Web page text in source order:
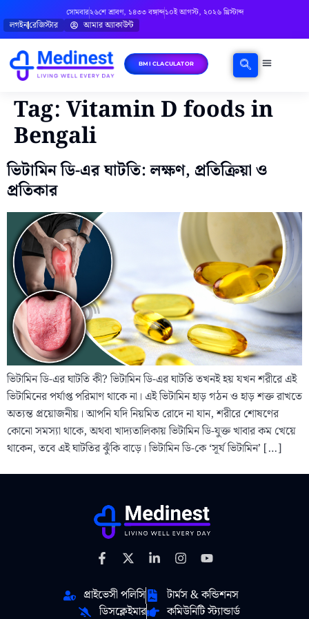
সোমবার২৬শে শ্রাবণ, ১৪৩৩ বঙ্গাব্দ১০ই আগস্ট, ২০২৬ খ্রিস্টাব্দ
লগইনরেজিস্টার আমার অ্যাকাউন্ট
BMI CLACULATOR
Tag:Vitamin D foods in
Bengali
ভিটামিন ডি-এর ঘাটতি: লক্ষণ, প্রতিক্রিয়া ও
প্রতিকার
ভিটামিন ডি-এর ঘাটতি কী? ভিটামিন ডি-এর ঘাটতি তখনই হয় যখন শরীরে এই
ভিটামিনের পর্যাপ্ত পরিমাণ থাকে না। এই ভিটামিন হাড় গঠন ও হাড় শক্ত রাখতে
অত্যন্ত প্রয়োজনীয়। আপনি যদি নিয়মিত রোদে না যান, শরীরে শোষণের
কোনো সমস্যা থাকে, অথবা খাদ্যতালিকায় ভিটামিন ডি-যুক্ত খাবার কম খেয়ে
থাকেন, তবে এই ঘাটতির ঝুঁকি বাড়ে। ভিটামিন ডি-কে ‘সূর্য ভিটামিন’ […]
প্রাইভেসী পলিসি
টার্মস & কন্ডিশনস
ডিসক্লেইমার
কমিউনিটি স্ট্যান্ডার্ড